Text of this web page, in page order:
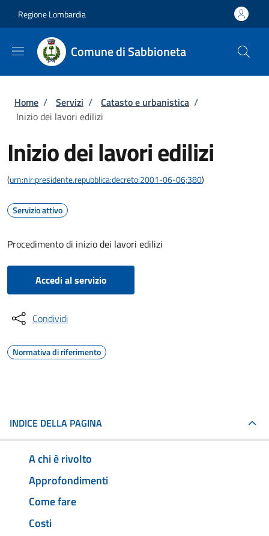
Regione Lombardia
Comune di Sabbioneta
Briciole di pane
Home / Servizi / Catasto e urbanistica /
Inizio dei lavori edilizi
Inizio dei lavori edilizi
(urn:nir:presidente.repubblica:decreto:2001-06-06;380)
Servizio attivo
Procedimento di inizio dei lavori edilizi
Accedi al servizio
Condividi
Normativa di riferimento
INDICE DELLA PAGINA
A chi è rivolto
Approfondimenti
Come fare
Costi